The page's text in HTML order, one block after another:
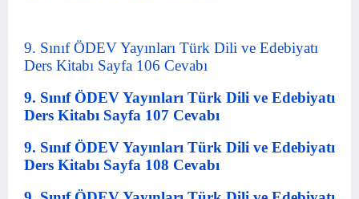
9. Sınıf ÖDEV Yayınları Türk Dili ve Edebiyatı
Ders Kitabı Sayfa 106 Cevabı
9. Sınıf ÖDEV Yayınları Türk Dili ve Edebiyatı
Ders Kitabı Sayfa 107 Cevabı
9. Sınıf ÖDEV Yayınları Türk Dili ve Edebiyatı
Ders Kitabı Sayfa 108 Cevabı